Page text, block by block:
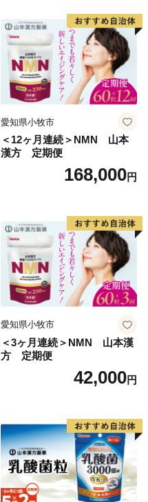
愛知県小牧市
＜12ヶ月連続＞NMN 山本
漢方 定期便
168,000円
愛知県小牧市
＜3ヶ月連続＞NMN 山本漢
方 定期便
42,000円